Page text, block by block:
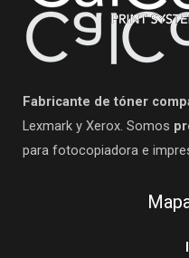
Fabricante de tóner
Lexmark y Xerox. Somos
para fotocopiadora e